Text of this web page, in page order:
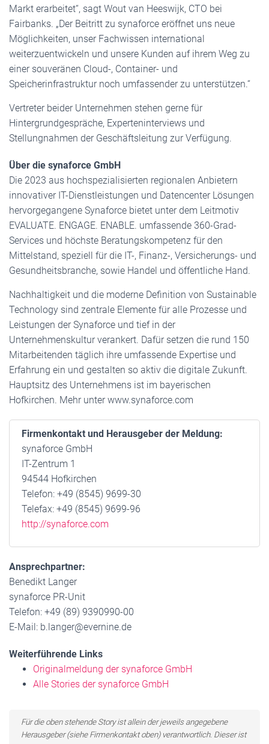
Markt erarbeitet“, sagt Wout van Heeswijk, CTO bei
Fairbanks. „Der Beitritt zu synaforce eröffnet uns neue
Möglichkeiten, unser Fachwissen international
weiterzuentwickeln und unsere Kunden auf ihrem Weg zu
einer souveränen Cloud-, Container- und
Speicherinfrastruktur noch umfassender zu unterstützen.“
Vertreter beider Unternehmen stehen gerne für
Hintergrundgespräche, Experteninterviews und
Stellungnahmen der Geschäftsleitung zur Verfügung.
Über die synaforce GmbH
Die 2023 aus hochspezialisierten regionalen Anbietern
innovativer IT-Dienstleistungen und Datencenter Lösungen
hervorgegangene Synaforce bietet unter dem Leitmotiv
EVALUATE. ENGAGE. ENABLE. umfassende 360-Grad-
Services und höchste Beratungskompetenz für den
Mittelstand, speziell für die IT-, Finanz-, Versicherungs- und
Gesundheitsbranche, sowie Handel und öffentliche Hand.
Nachhaltigkeit und die moderne Definition von Sustainable
Technology sind zentrale Elemente für alle Prozesse und
Leistungen der Synaforce und tief in der
Unternehmenskultur verankert. Dafür setzen die rund 150
Mitarbeitenden täglich ihre umfassende Expertise und
Erfahrung ein und gestalten so aktiv die digitale Zukunft.
Hauptsitz des Unternehmens ist im bayerischen
Hofkirchen. Mehr unter www.synaforce.com
Firmenkontakt und Herausgeber der Meldung:
synaforce GmbH
IT-Zentrum 1
94544 Hofkirchen
Telefon: +49 (8545) 9699-30
Telefax: +49 (8545) 9699-96
http://synaforce.com
Ansprechpartner:
Benedikt Langer
synaforce PR-Unit
Telefon: +49 (89) 9390990-00
E-Mail: b.langer@evernine.de
Weiterführende Links
Originalmeldung der synaforce GmbH
Alle Stories der synaforce GmbH
Für die oben stehende Story ist allein der jeweils angegebene
Herausgeber (siehe Firmenkontakt oben) verantwortlich. Dieser ist